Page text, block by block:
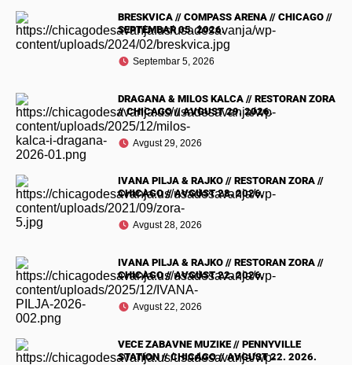
BRESKVICA // COMPASS ARENA // CHICAGO //
SEPTEMBAR 05. 2026.
Septembar 5, 2026
DRAGANA & MILOS KALCA // RESTORAN ZORA
// CHICAGO // AVGUST 29. 2026.
Avgust 29, 2026
IVANA PILJA & RAJKO // RESTORAN ZORA //
CHICAGO // AVGUST 28. 2026.
Avgust 28, 2026
IVANA PILJA & RAJKO // RESTORAN ZORA //
CHICAGO // AVGUST 22. 2026.
Avgust 22, 2026
VECE ZABAVNE MUZIKE // PENNYVILLE
STATION // CHICAGO // AVGUST 22. 2026.